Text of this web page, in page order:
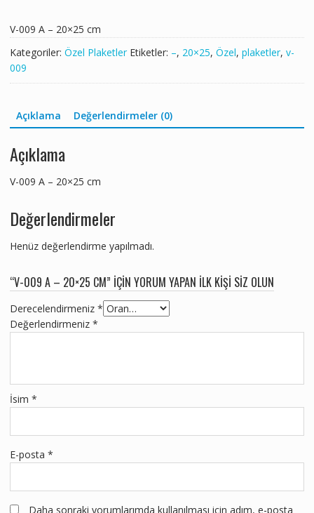
V-009 A – 20×25 cm
Kategoriler: Özel Plaketler Etiketler: –, 20×25, Özel, plaketler, v-
009
Açıklama Değerlendirmeler (0)
Açıklama
V-009 A – 20×25 cm
Değerlendirmeler
Henüz değerlendirme yapılmadı.
“V-009 A – 20×25 CM” IÇIN YORUM YAPAN ILK KIŞI SIZ OLUN
Derecelendirmeniz *
Değerlendirmeniz *
İsim *
E-posta *
Daha sonraki yorumlarımda kullanılması için adım, e-posta